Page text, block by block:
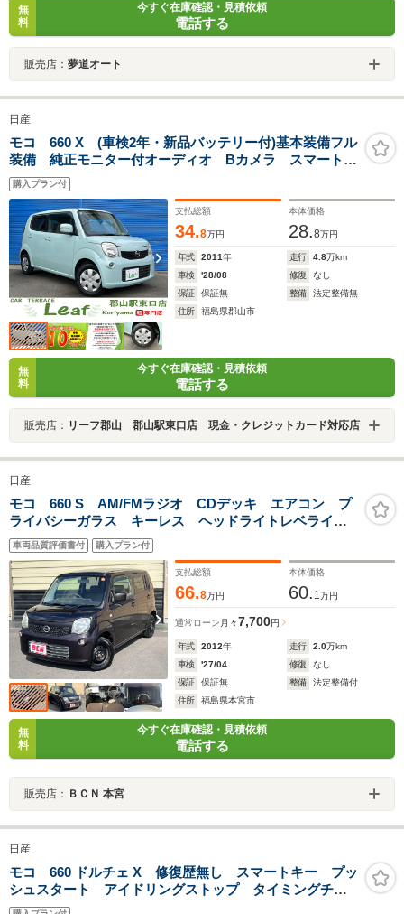
無
料
今すぐ在庫確認・見積依頼
電話する
販売店： 夢道オート
日産
モコ 660 X (車検2年・新品バッテリー付)基本装備フル
装備 純正モニター付オーディオ Bカメラ スマートキ
ー プッシュスタート インパネCVT ABS 13インチ
ホイール タイミングチェーンエンジン
購入プラン付
支払総額
34.8万円
本体価格
28.8万円
年式 2011年 走行 4.8万km
車検
'28/08 修復
なし
保証
保証無 整備
法定整備無
住所
福島県郡山市
無
料
今すぐ在庫確認・見積依頼
電話する
販売店： リーフ郡山 郡山駅東口店 現金・クレジットカード対応店
日産
モコ 660 S AM/FMラジオ CDデッキ エアコン プ
ライバシーガラス キーレス ヘッドライトレベライザ
ー 電動格納ミラー ドアバイザー 純正フロアマッ
ト パワーウィンドウ パワーロック パワーステアリ
ング
車両品質評価書付 購入プラン付
支払総額
66.8万円
本体価格
60. 1万円
通常ローン 月々7,700円
年式 2012年 走行 2.0万km
車検
'27/04 修復
なし
保証
保証無 整備
法定整備付
住所
福島県本宮市
無
料
今すぐ在庫確認・見積依頼
電話する
販売店： ＢＣＮ 本宮
日産
モコ 660 ドルチェ X 修復歴無し スマートキー プッ
シュスタート アイドリングストップ タイミングチェ
ーン ディスプレイオーディオ バックカメラ 純正14